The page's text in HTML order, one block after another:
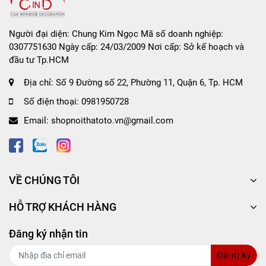
Khả năng chiếu sáng xa, giúp người dùng có có
nhiều thời gian phản ứng trước các vật cản hơn
Màu sắc sáng đạt chuẩn quy định trên thị
trường.
dụng.
Dễ dàng lắp đặt và sử dụng.
Sản phẩm được bán lâu năm trên thị trường và
được sự tin tưởng chọn lựa của người tiêu dùng.
Hướng dẫn sử dụng và bảo quản Bóng đèn xi
nhan 1 tim OSRAM ORIGINAL R10W 24v 10w
(chân thẳng)
Người đại diện: Chung Kim Ngọc Mã số doanh nghiệp:
0307751630 Ngày cấp: 24/03/2009 Nơi cấp: Sở kế hoạch và
đầu tư Tp.HCM
Địa chỉ: Số 9 Đường số 22, Phường 11, Quận 6, Tp. HCM
Số điện thoại: 0981950728
Email: shopnoithatoto.vn@gmail.com
VỀ CHÚNG TÔI
HỖ TRỢ KHÁCH HÀNG
Đăng ký nhận tin
Đăng ký